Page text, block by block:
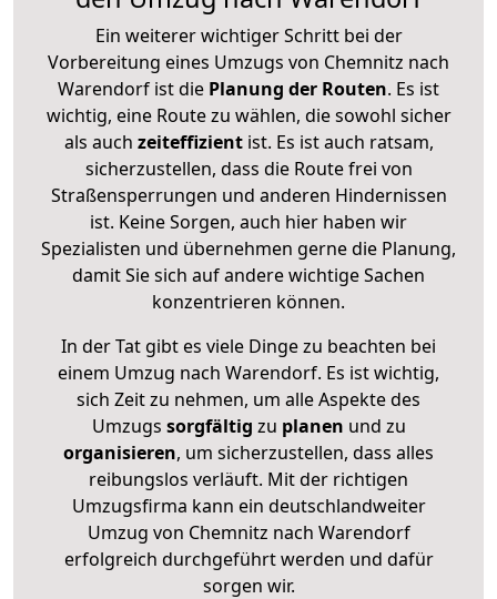
Ein weiterer wichtiger Schritt bei der
Vorbereitung eines Umzugs von Chemnitz nach
Warendorf ist die Planung der Routen. Es ist
wichtig, eine Route zu wählen, die sowohl sicher
als auch zeiteffizientist. Es ist auch ratsam,
sicherzustellen, dass die Route frei von
Straßensperrungen und anderen Hindernissen
ist. Keine Sorgen, auch hier haben wir
Spezialisten und übernehmen gerne die Planung,
damit Sie sich auf andere wichtige Sachen
konzentrieren können.
In der Tat gibt es viele Dinge zu beachten bei
einem Umzug nach Warendorf. Es ist wichtig,
sich Zeit zu nehmen, um alle Aspekte des
Umzugs sorgfältig zu planen und zu
organisieren, um sicherzustellen, dass alles
reibungslos verläuft. Mit der richtigen
Umzugsfirma kann ein deutschlandweiter
Umzug von Chemnitz nach Warendorf
erfolgreich durchgeführt werden und dafür
sorgen wir.